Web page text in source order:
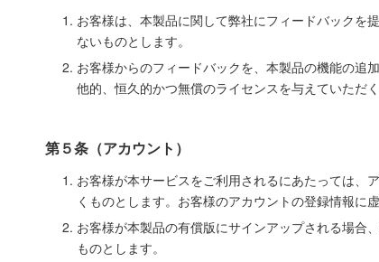
お客様は、本製品に関して弊社にフィードバックを
ないものとします。
お客様からのフィードバックを、本製品の機能の追
他的、恒久的かつ無償のライセンスを与えていただく
第５条（アカウント）
お客様が本サービスをご利用されるにあたっては、
くものとします。お客様のアカウントの登録情報に
お客様が本製品の有償版にサインアップされる場合
ものとします。